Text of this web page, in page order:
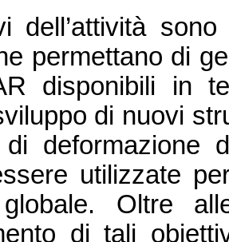
dell’attività
permettano di
disponibili in
di nuovi
deformazione
utilizzate
Oltre
di tali